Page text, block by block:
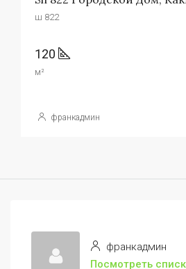
ш 822
120
м²
франкадмин
франкадмин
Посмотреть